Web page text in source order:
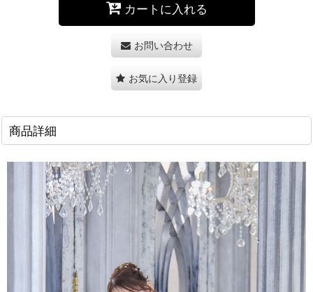
カートに入れる
お問い合わせ
お気に入り登録
商品詳細